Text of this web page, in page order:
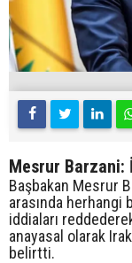
Mesrur
Başbakan Mesrur
arasında
iddiaları
anayasal olarak
belirtti.